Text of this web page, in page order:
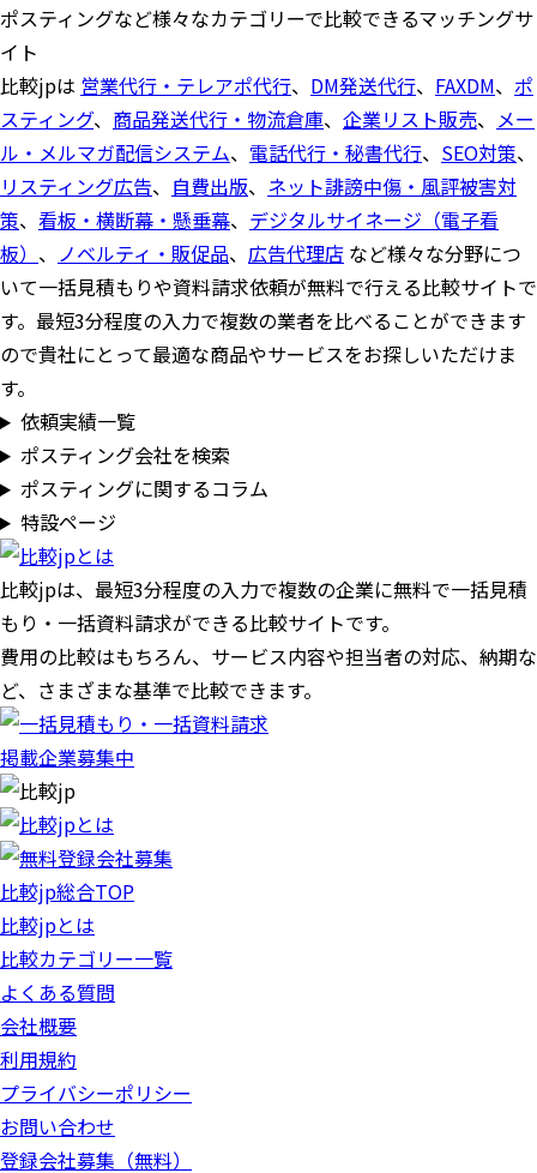
ポスティングなど様々なカテゴリーで比較できるマッチングサ
イト
比較jpは 営業代行・テレアポ代行、 DM発送代行、 FAXDM、 ポ
スティング、 商品発送代行・物流倉庫、 企業リスト販売、 メー
ル・メルマガ配信システム、 電話代行・秘書代行、 SEO対策、
リスティング広告、 自費出版、 ネット誹謗中傷・風評被害対
策、 看板・横断幕・懸垂幕、 デジタルサイネージ（電子看
板） 、 ノベルティ・販促品、 広告代理店 など様々な分野につ
いて一括見積もりや資料請求依頼が無料で行える比較サイトで
す。最短3分程度の入力で複数の業者を比べることができます
ので貴社にとって最適な商品やサービスをお探しいただけま
す。
依頼実績一覧
ポスティング会社を検索
ポスティングに関するコラム
特設ページ
比較jpは、 最短3分程度の入力で複数の企業に無料で一括見積
もり・一括資料請求ができる比較サイトです。
費用の比較はもちろん、サービス内容や担当者の対応、納期な
ど、さまざまな基準で比較できます。
掲載企業募集中
比較jp総合TOP
比較jpとは
比較カテゴリー一覧
よくある質問
会社概要
利用規約
プライバシーポリシー
お問い合わせ
登録会社募集（無料）